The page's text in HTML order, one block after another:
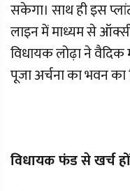
सकेगा। साथ ही इस
लाइन में माध्यम से
विधायक लोढ़ा ने वैदिक
पूजा अर्चना का भवन का
विधायक फंड से खर्च